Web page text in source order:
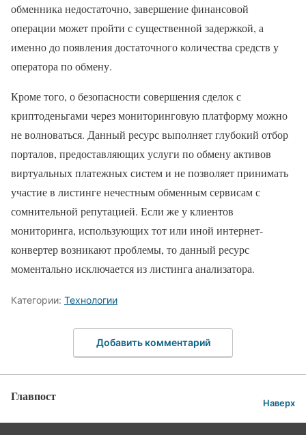
обменника недостаточно, завершение финансовой
операции может пройти с существенной задержкой, а
именно до появления достаточного количества средств у
оператора по обмену.
Кроме того, о безопасности совершения сделок с
криптоденьгами через мониторинговую платформу можно
не волноваться. Данный ресурс выполняет глубокий отбор
порталов, предоставляющих услуги по обмену активов
виртуальных платежных систем и не позволяет принимать
участие в листинге нечестным обменным сервисам с
сомнительной репутацией. Если же у клиентов
мониторинга, использующих тот или иной интернет-
конвертер возникают проблемы, то данный ресурс
моментально исключается из листинга анализатора.
Категории: Технологии
Добавить комментарий
Главпост Наверх